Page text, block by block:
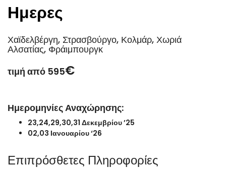
Ημερες
Χαϊδελβέργη, Στρασβούργο, Κολμάρ, Χωριά
Αλσατίας, Φράιμπουργκ
τιμή από 595€
Ημερομηνίες Αναχώρησης:
23,24,29,30,31 Δεκεμβρίου ’25
02,03 Ιανουαρίου ‘26
Επιπρόσθετες Πληροφορίες